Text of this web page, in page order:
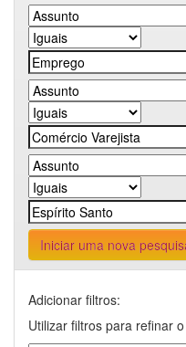
Iniciar uma nova
Adicionar filtros:
Utilizar filtros para refinar